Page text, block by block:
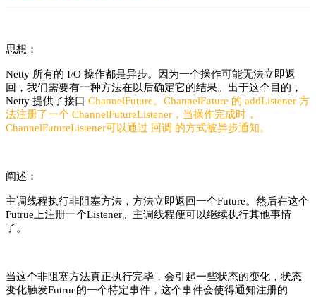
思想：
Netty 所有的 I/O 操作都是异步。因为一个操作可能无法立即返
回，我们需要有一种方法在以后确定它的结果。出于这个目的，
Netty 提供了接口 ChannelFuture。ChannelFuture 的 addListener 方
法注册了一个 ChannelFutureListener ，当操作完成时，
ChannelFutureListener可以通过 回调 的方式被异步通知。
阐述：
主调线程执行非阻塞方法，方法立即返回一个Future。然后在这个
Futrue上注册一个Listener。主调线程便可以继续执行其他事情
了。
当这个非阻塞方法真正执行完毕，会引起一些状态的变化，状态
变化触发Futrue的一个特定事件，这个事件会使得通知注册的